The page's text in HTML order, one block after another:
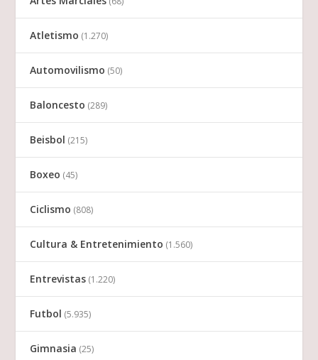
Atletismo (1.270)
Automovilismo (50)
Baloncesto (289)
Beisbol (215)
Boxeo (45)
Ciclismo (808)
Cultura & Entretenimiento (1.560)
Entrevistas (1.220)
Futbol (5.935)
Gimnasia (25)